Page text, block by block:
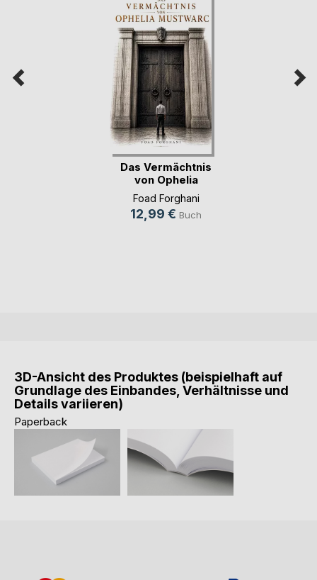
Das Vermächtnis
von Ophelia
Mustwarc
Foad Forghani
12,99 € Buch
3D-Ansicht des Produktes (beispielhaft auf
Grundlage des Einbandes, Verhältnisse und
Details variieren)
Paperback